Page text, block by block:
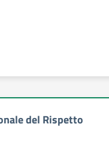
del Rispetto